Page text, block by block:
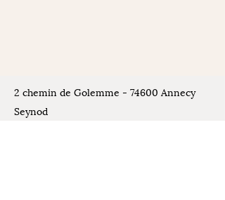
2 chemin de Golemme - 74600 Annecy
Seynod